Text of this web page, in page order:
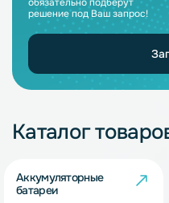
решение под Ваш запрос!
Каталог
Аккумуляторные
батареи